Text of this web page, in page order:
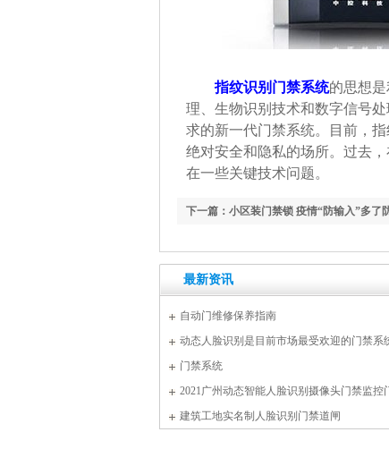
指纹识别门禁系统的思想
理、生物识别技术和数字信号
求的新一代门禁系统。目前，
绝对安全和隐私的场所。过去
在一些关键技术问题。
下一篇：小区装门禁锁 疫情“防输入”多了
最新资讯
自动门维修保养指南
动态人脸识别是目前市场最受欢迎的门禁系
门禁系统
2021广州动态智能人脸识别摄像头门禁监控
建筑工地实名制人脸识别门禁道闸